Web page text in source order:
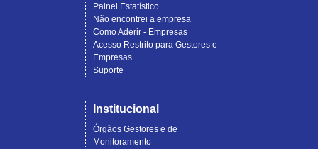
Painel Estatístico
Não encontrei a empresa
Como Aderir - Empresas
Acesso Restrito para Gestores e
Empresas
Suporte
Institucional
Órgãos Gestores e de
Monitoramento